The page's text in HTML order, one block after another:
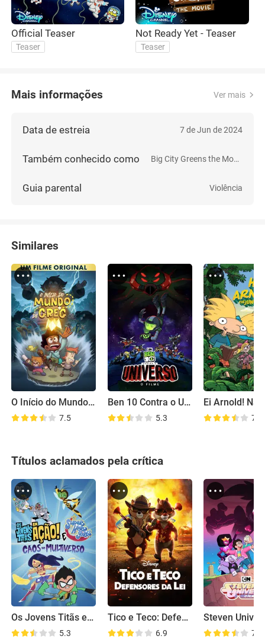
Official Teaser
Teaser
Not Ready Yet - Teaser
Teaser
Mais informações Ver mais
Data de estreia 7 de Jun de 2024
Também conhecido como Big City Greens the Movie: Spacecation
Guia parental Violência
Similares
O Início do Mundo de Greg
7.5
Ben 10 Contra o Universo: O Filme
5.3 7.4
Títulos aclamados pela crítica
Os Jovens Titãs em Ação! e DC Super Hero Girls: Caos no Multiverso
5.3
Tico e Teco: Defensores da Lei
6.9 7.5